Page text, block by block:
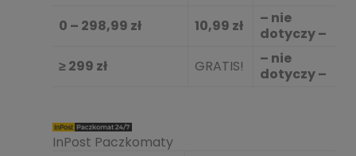
0 – 298,99 zł
10,99 zł
– nie
dotyczy –
≥ 299 zł
GRATIS!
– nie
dotyczy –
InPost Paczkomaty